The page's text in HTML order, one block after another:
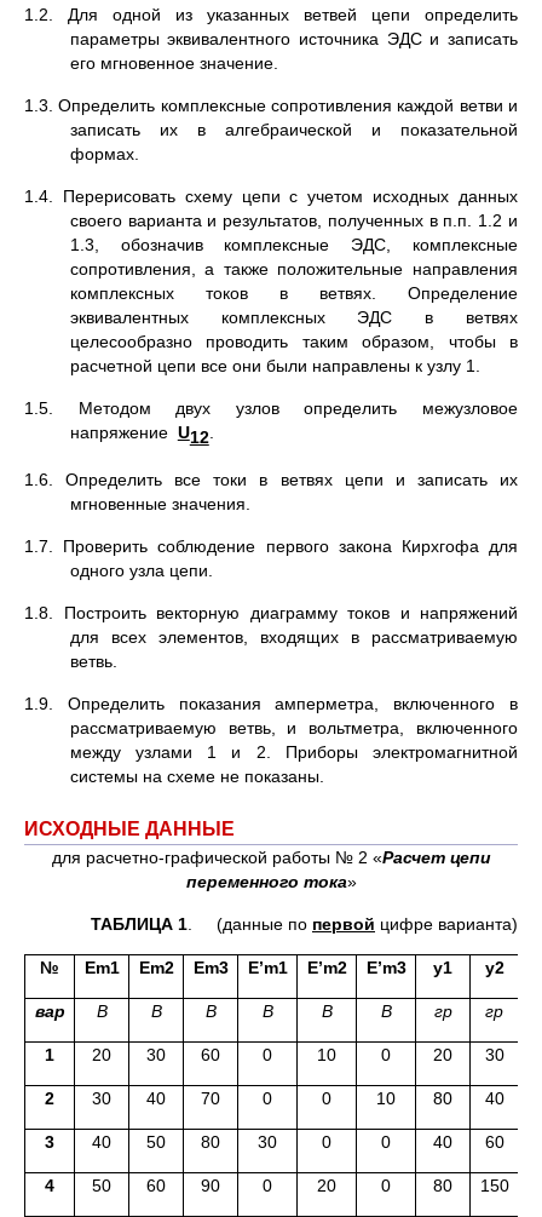
1.2. Для одной из указанных ветвей цепи определить
параметры эквивалентного источника ЭДС и записать
его мгновенное значение.
1.3. Определить комплексные сопротивления каждой ветви и
записать их в алгебраической и показательной
формах.
1.4. Перерисовать схему цепи с учетом исходных данных
своего варианта и результатов, полученных в п.п. 1.2 и
1.3, обозначив комплексные ЭДС, комплексные
сопротивления, а также положительные направления
комплексных токов в ветвях. Определение
эквивалентных комплексных ЭДС в ветвях
целесообразно проводить таким образом, чтобы в
расчетной цепи все они были направлены к узлу 1.
1.5. Методом двух узлов определить межузловое
напряжение U12
1.6. Определить все токи в ветвях цепи и записать их
мгновенные значения.
1.7. Проверить соблюдение первого закона Кирхгофа для
одного узла цепи.
1.8. Построить векторную диаграмму токов и напряжений
для всех элементов, входящих в рассматриваемую
ветвь.
1.9. Определить показания амперметра, включенного в
рассматриваемую ветвь, и вольтметра, включенного
между узлами 1 и 2. Приборы электромагнитной
системы на схеме не показаны.
ИСХОДНЫЕ ДАННЫЕ
для расчетно-графической работы № 2 «Расчет цепи
переменного тока»
ТАБЛИЦА 1 . (данные по первой цифре варианта)
№ Em1 Em2 Em3 E’m1 E’m2 E’m3 y1 y2
вар B B B B B B гр гр
1 20 30 60 0 10 0 20 30
2 30 40 70 0 0 10 80 40
3 40 50 80 30 0 0 40 60
4 50 60 90 0 20 0 80 150